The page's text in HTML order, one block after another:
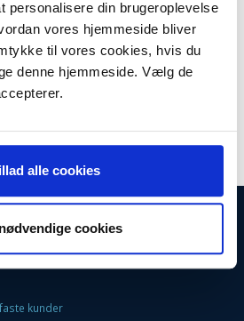
personalisere din brugeroplevelse
vores hjemmeside bliver
til vores cookies, hvis du
denne hjemmeside. Vælg de
alle cookies
cookies
kunder